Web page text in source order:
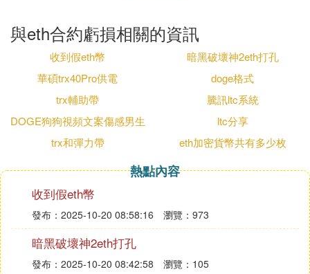
漲跌。這種合約沒有到期日期，可以無限期持有，因
此交易者可以在任何時候進入或退出市場，靈活性較
在ETHUSDT永續合約中，交易者可以使用杠桿來放
大投資規模，從而增加潛在收益，但同時也伴隨著相
應風險的擴大。永續合約的交易價格通常與參考指數
價格較為接近，且使用實時結算方式，無論是虧損還
是盈利，都能即時反映在投資者的個人賬戶中。
需要注意的是，ETHUSDT永續合約雖然為投資者提
供了更多的交易機會和靈活性，但也存在一定的風
險。投資者應制定有效的風險管理策略，包括設置止
損單和合適的頭寸大小，以根據個人情況和市場條件
進行評估和決策。
與eth合約虧損相關的資訊
收到假eth幣
暗黑破壞神2eth打孔
華碩trx40Pro供電
doge格式
trx輔助帶
騰訊ltc系統
DOGE狗狗視頻文案傷感男生
ltc分享
trx和彈力帶
eth加密貨幣共有多少枚
熱點內容
收到假eth幣
發布：2025-10-20 08:58:16 瀏覽：973
暗黑破壞神2eth打孔
發布：2025-10-20 08:42:58 瀏覽：105